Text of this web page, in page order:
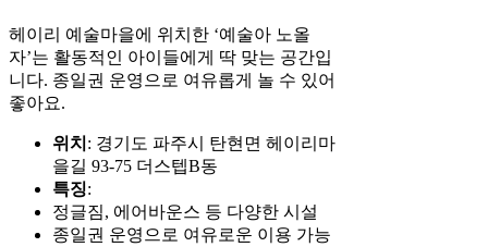
헤이리 예술마을에 위치한 ‘예술아 노올
자’는 활동적인 아이들에게 딱 맞는 공간입
니다. 종일권 운영으로 여유롭게 놀 수 있어
좋아요.
위치 : 경기도 파주시 탄현면 헤이리마
을길 93-75 더스텝B동
특징:
정글짐, 에어바운스 등 다양한 시설
종일권 운영으로 여유로운 이용 가능